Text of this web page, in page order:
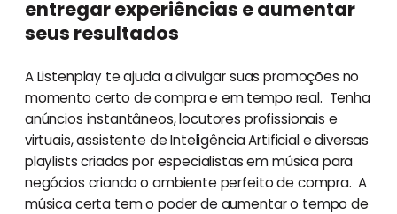
entregar experiências e aumentar
seus resultados
A Listenplay te ajuda a divulgar suas promoções no
momento certo de compra e em tempo real. Tenha
anúncios instantâneos, locutores profissionais e
virtuais, assistente de Inteligência Artificial e diversas
playlists criadas por especialistas em música para
negócios criando o ambiente perfeito de compra. A
música certa tem o poder de aumentar o tempo de